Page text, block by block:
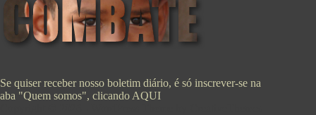
Se quiser receber nosso boletim diário, é só inscrever-se na
aba "Quem somos", clicando AQUI